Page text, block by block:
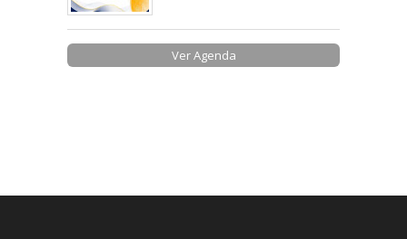
Ver Agenda